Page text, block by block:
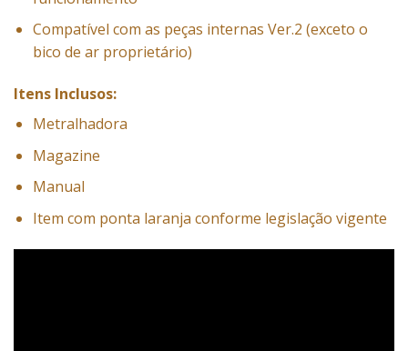
Compatível com as peças internas Ver.2 (exceto o
bico de ar proprietário)
Itens Inclusos:
Metralhadora
Magazine
Manual
Item com ponta laranja conforme legislação vigente